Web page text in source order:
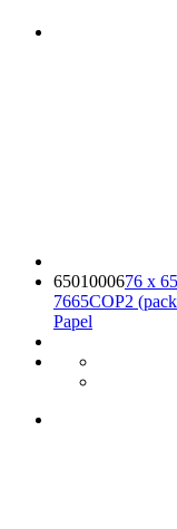
6501000676 x
7665COP2
Papel